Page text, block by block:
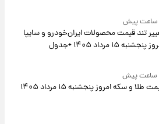
تند قیمت محصولات ایران‌خودرو و سایپا
پنجشنبه ۱۵ مرداد ۱۴۰۵ +جدول
طلا و سکه امروز پنجشنبه ۱۵ مرداد ۱۴۰۵